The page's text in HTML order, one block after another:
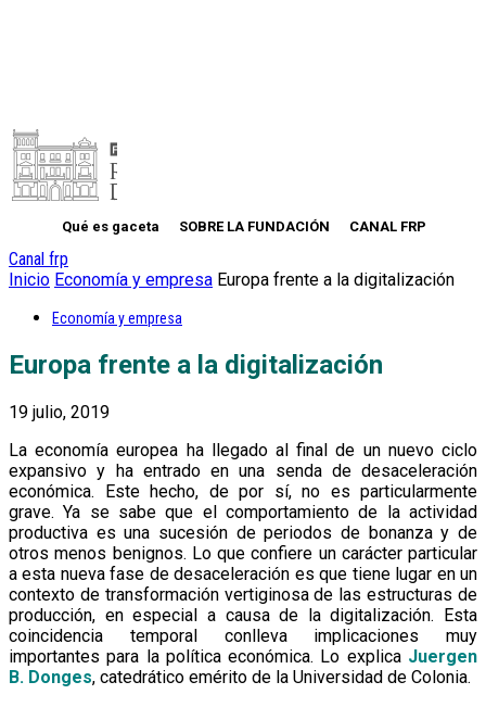
Qué es gaceta SOBRE LA FUNDACIÓN CANAL FRP
Canal frp
Inicio Economía y empresa Europa frente a la digitalización
Economía y empresa
Europa frente a la digitalización
19 julio, 2019
La economía europea ha llegado al final de un nuevo ciclo
expansivo y ha entrado en una senda de desaceleración
económica. Este hecho, de por sí, no es particularmente
grave. Ya se sabe que el comportamiento de la actividad
productiva es una sucesión de periodos de bonanza y de
otros menos benignos. Lo que confiere un carácter particular
a esta nueva fase de desaceleración es que tiene lugar en un
contexto de transformación vertiginosa de las estructuras de
producción, en especial a causa de la digitalización. Esta
coincidencia temporal conlleva implicaciones muy
importantes para la política económica. Lo explica Juergen
B. Donges, catedrático emérito de la Universidad de Colonia.